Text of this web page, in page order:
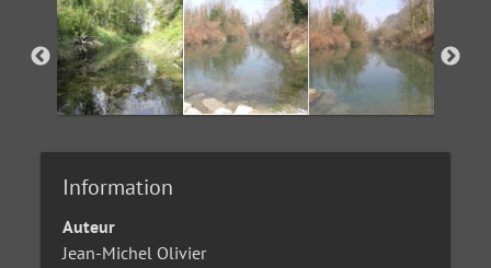
Information
Auteur
Jean-Michel Olivier